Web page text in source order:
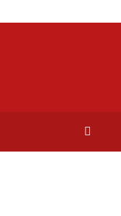
espacio de tu hogar